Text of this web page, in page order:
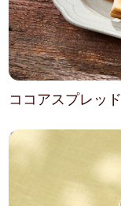
ココアスプレッド